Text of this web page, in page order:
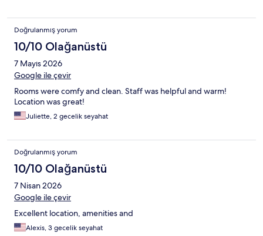
Doğrulanmış yorum
10/10 Olağanüstü
7 Mayıs 2026
Google ile çevir
Rooms were comfy and clean. Staff was helpful and warm!
Location was great!
Juliette, 2 gecelik seyahat
Doğrulanmış yorum
10/10 Olağanüstü
7 Nisan 2026
Google ile çevir
Excellent location, amenities and
Alexis, 3 gecelik seyahat